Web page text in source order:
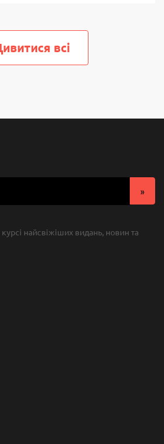
всi
найсвіжіших видань, новин та